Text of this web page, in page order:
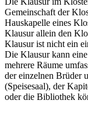
Gemeinschaft der
Hauskapelle eines
Klausur allein den
Klausur ist nicht ein
Die Klausur kann
mehrere Räume
der einzelnen Brüder
(Speisesaal), der
oder die Bibliothek